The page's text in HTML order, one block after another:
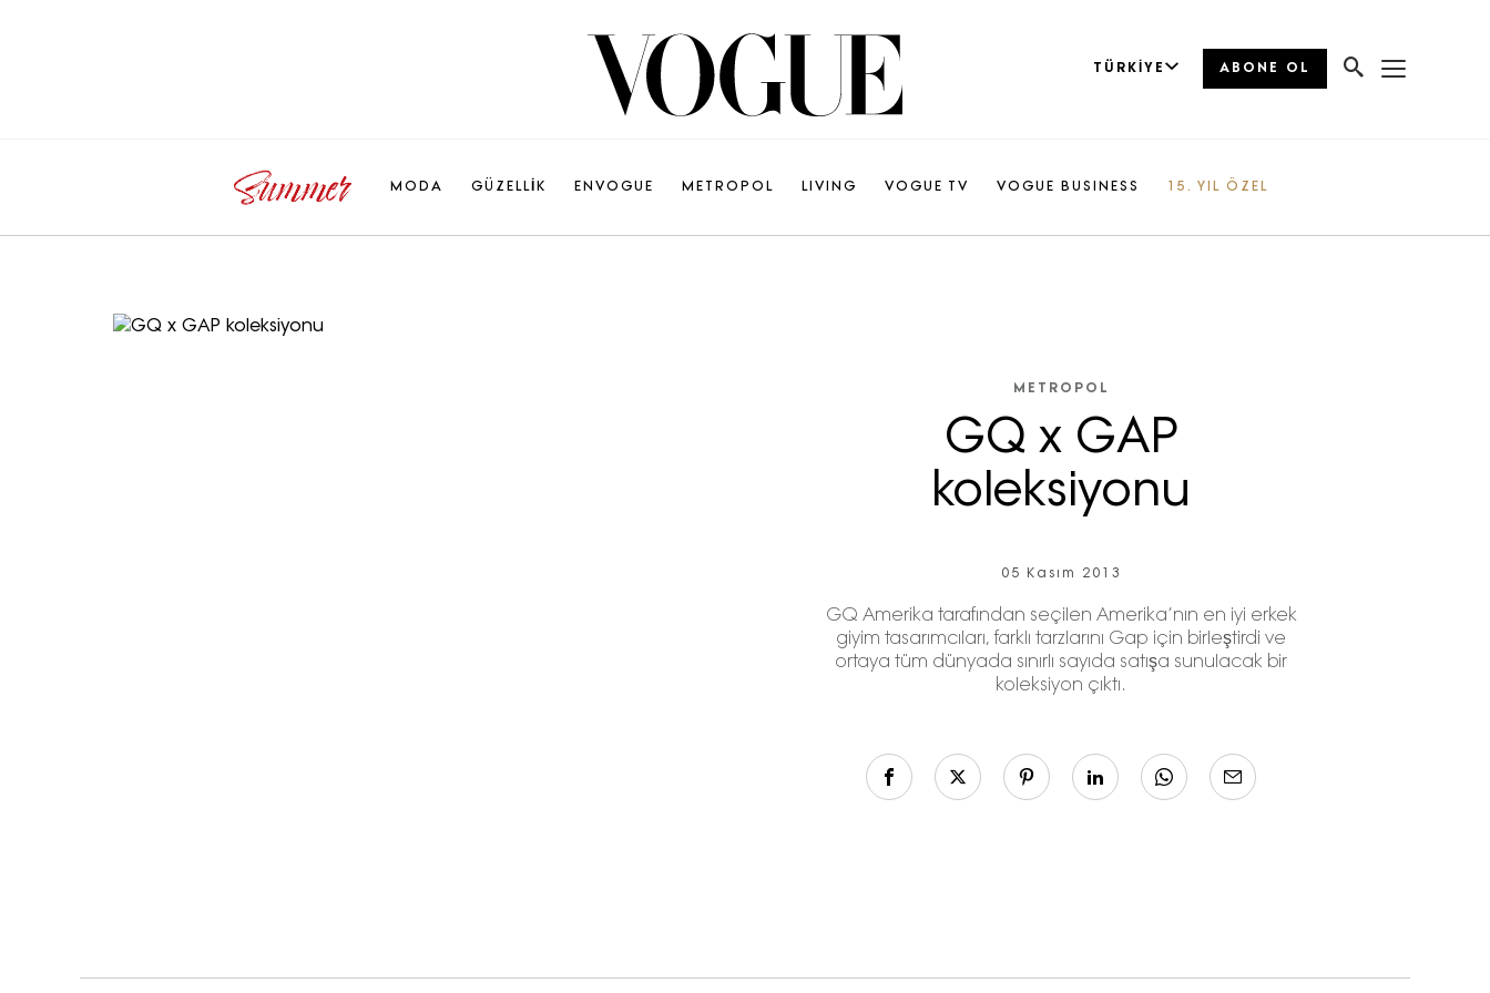
TÜRKIYE ABONE OL
MODA GÜZELLİK ENVOGUE METROPOL LIVING VOGUE TV VOGUE BUSINESS 15. YIL ÖZEL
METROPOL
GQ x GAP
koleksiyonu
05 Kasım 2013
GQ Amerika tarafından seçilen Amerika’nın en iyi erkek
giyim tasarımcıları, farklı tarzlarını Gap için birleştirdi ve
ortaya tüm dünyada sınırlı sayıda satışa sunulacak bir
koleksiyon çıktı.